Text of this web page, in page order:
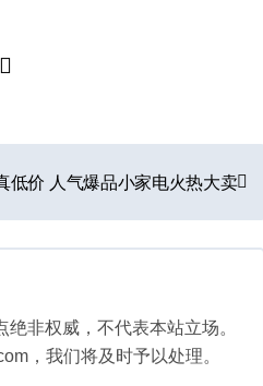
低价 人气爆品小家电火热大卖
非权威，不代表本站立场。
，我们将及时予以处理。